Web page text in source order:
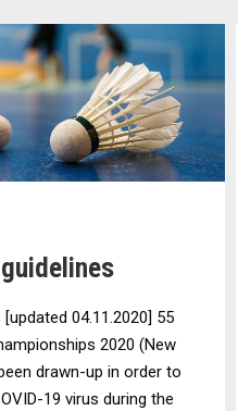
04.11.2020] 55
2020 (New
drawn-up in order to
19 virus during the